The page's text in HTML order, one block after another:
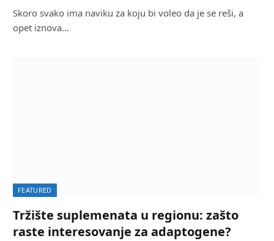
Skoro svako ima naviku za koju bi voleo da je se reši, a
opet iznova…
FEATURED
Tržište suplemenata u regionu: zašto
raste interesovanje za adaptogene?